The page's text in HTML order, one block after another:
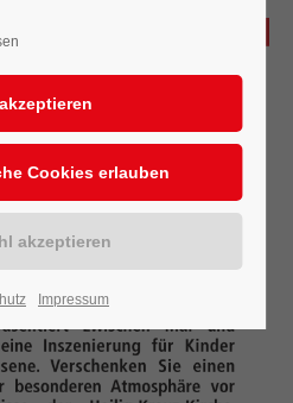
Impressum